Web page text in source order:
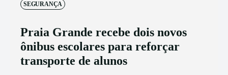
SEGURANÇA
Praia Grande recebe dois novos
ônibus escolares para reforçar
transporte de alunos